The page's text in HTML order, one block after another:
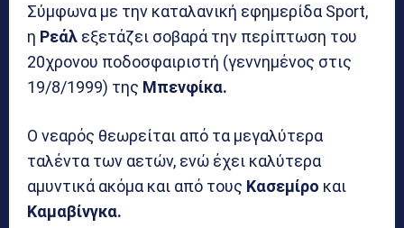
Σύμφωνα με την καταλανική εφημερίδα Sport,
η Ρεάλ εξετάζει σοβαρά την περίπτωση του
20χρονου ποδοσφαιριστή (γεννημένος στις
19/8/1999) της Μπενφίκα.
Ο νεαρός θεωρείται από τα μεγαλύτερα
ταλέντα των αετών, ενώ έχει καλύτερα
αμυντικά ακόμα και από τους Κασεμίρο και
Καμαβίνγκα.